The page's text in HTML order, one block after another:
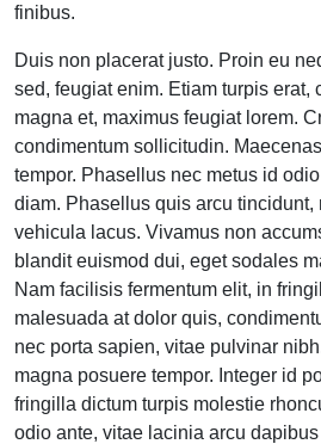
finibus.
Duis non placerat justo. Proin eu
sed, feugiat enim. Etiam turpis erat,
magna et, maximus feugiat lorem.
condimentum sollicitudin.
tempor. Phasellus nec metus id
diam. Phasellus quis arcu tincidunt,
vehicula lacus. Vivamus non
blandit euismod dui, eget sodales
Nam facilisis fermentum elit, in
malesuada at dolor quis,
nec porta sapien, vitae pulvinar
magna posuere tempor. Integer id
fringilla dictum turpis molestie
odio ante, vitae lacinia arcu dapibus